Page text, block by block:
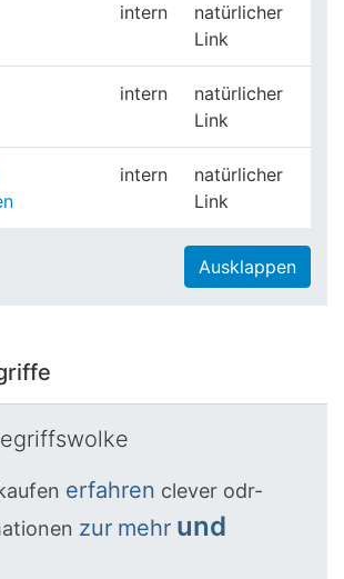
intern
natürlicher
Link
intern
natürlicher
Link
intern
natürlicher
Link
Ausklappen
erfahren clever odr-
zur mehr und